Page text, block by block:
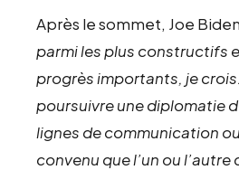
Après le sommet, Joe
parmi les plus constructifs
progrès importants, je
poursuivre une diplomatie
lignes de communication
convenu que l’un ou